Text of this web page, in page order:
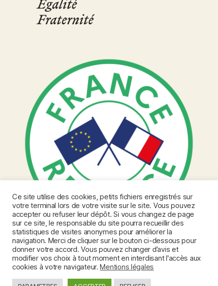
Ce site utilise des cookies, petits fichiers enregistrés sur
votre terminal lors de votre visite sur le site. Vous pouvez
accepter ou refuser leur dépôt. Si vous changez de page
sur ce site, le responsable du site pourra recueillir des
statistiques de visites anonymes pour améliorer la
navigation. Merci de cliquer sur le bouton ci-dessous pour
donner votre accord. Vous pouvez changer d’avis et
modifier vos choix à tout moment en interdisant l'accès aux
cookies à votre navigateur.Mentions légales